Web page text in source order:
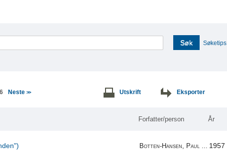
Søk Søketips
Neste>> Utskrift Eksporter
Forfatter/person År
Botten-Hansen, Paul ... 1957